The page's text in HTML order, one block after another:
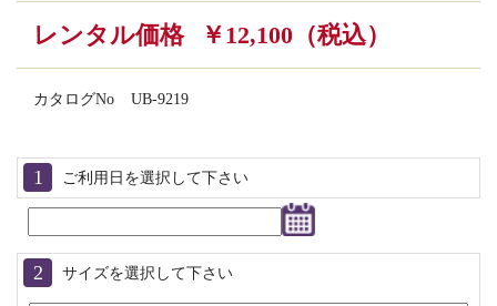
レンタル価格 ￥12,100（税込）
カタログNo UB-9219
ご利用日を選択して下さい
サイズを選択して下さい